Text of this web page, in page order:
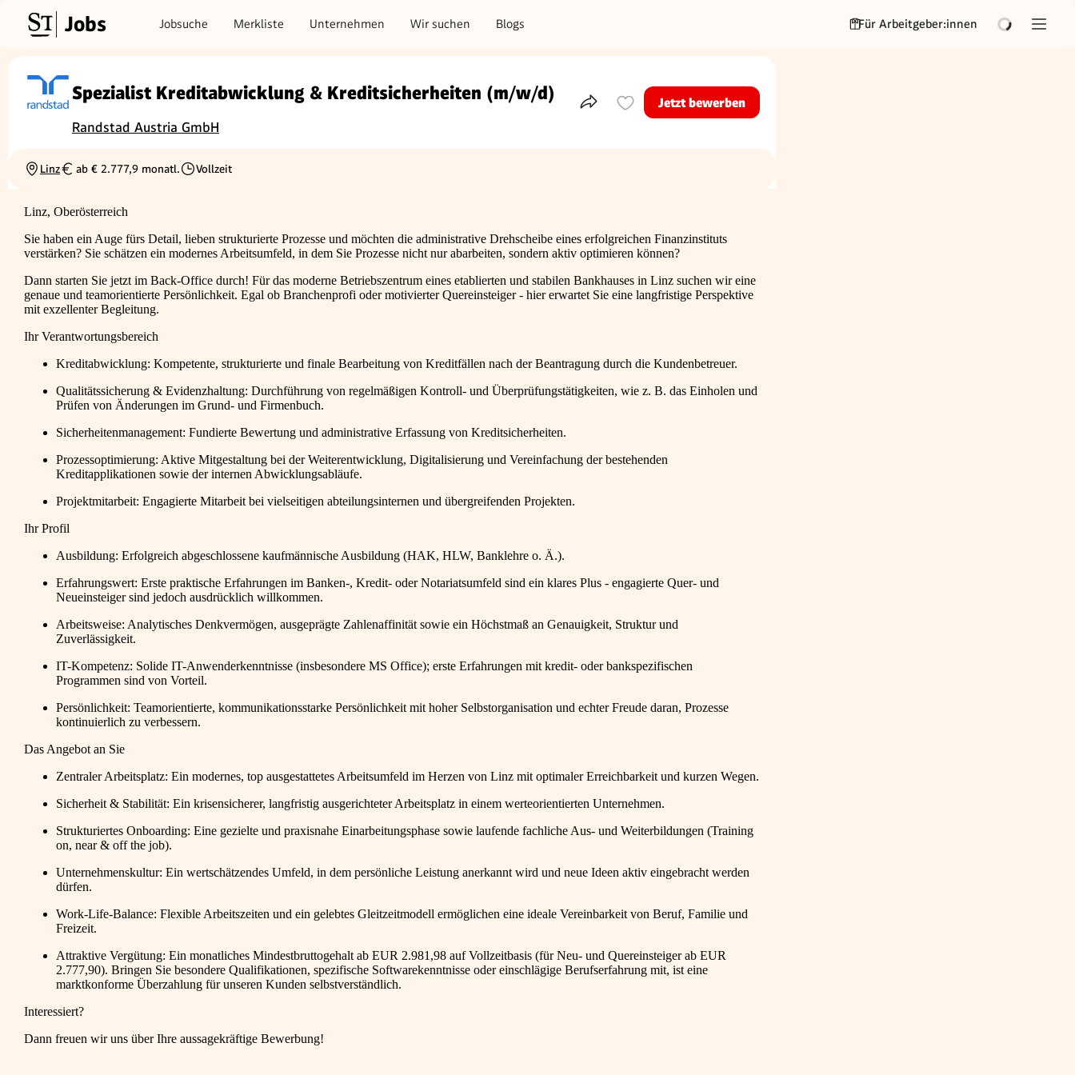
Jobs Jobsuche Merkliste Unternehmen Wir suchen Blogs Für Arbeitgeber:innen
Spezialist Kreditabwicklung & Kreditsicherheiten (m/w/d)
Randstad Austria GmbH
Teile dieses InseratJetzt bewerben
Ortschaft
Linz
Gehalt
ab € 2.777,9 monatl.
Beschäftigungsart
Vollzeit
Linz, Oberösterreich
Sie haben ein Auge fürs Detail, lieben strukturierte Prozesse und möchten die administrative Drehscheibe eines erfolgreichen Finanzinstituts
verstärken? Sie schätzen ein modernes Arbeitsumfeld, in dem Sie Prozesse nicht nur abarbeiten, sondern aktiv optimieren können?
Dann starten Sie jetzt im Back-Office durch! Für das moderne Betriebszentrum eines etablierten und stabilen Bankhauses in Linz suchen wir eine
genaue und teamorientierte Persönlichkeit. Egal ob Branchenprofi oder motivierter Quereinsteiger - hier erwartet Sie eine langfristige Perspektive
mit exzellenter Begleitung.
Ihr Verantwortungsbereich
Kreditabwicklung: Kompetente, strukturierte und finale Bearbeitung von Kreditfällen nach der Beantragung durch die Kundenbetreuer.
Qualitätssicherung & Evidenzhaltung: Durchführung von regelmäßigen Kontroll- und Überprüfungstätigkeiten, wie z. B. das Einholen und
Prüfen von Änderungen im Grund- und Firmenbuch.
Sicherheitenmanagement: Fundierte Bewertung und administrative Erfassung von Kreditsicherheiten.
Prozessoptimierung: Aktive Mitgestaltung bei der Weiterentwicklung, Digitalisierung und Vereinfachung der bestehenden
Kreditapplikationen sowie der internen Abwicklungsabläufe.
Projektmitarbeit: Engagierte Mitarbeit bei vielseitigen abteilungsinternen und übergreifenden Projekten.
Ihr Profil
Ausbildung: Erfolgreich abgeschlossene kaufmännische Ausbildung (HAK, HLW, Banklehre o. Ä.).
Erfahrungswert: Erste praktische Erfahrungen im Banken-, Kredit- oder Notariatsumfeld sind ein klares Plus - engagierte Quer- und
Neueinsteiger sind jedoch ausdrücklich willkommen.
Arbeitsweise: Analytisches Denkvermögen, ausgeprägte Zahlenaffinität sowie ein Höchstmaß an Genauigkeit, Struktur und
Zuverlässigkeit.
IT-Kompetenz: Solide IT-Anwenderkenntnisse (insbesondere MS Office); erste Erfahrungen mit kredit- oder bankspezifischen
Programmen sind von Vorteil.
Persönlichkeit: Teamorientierte, kommunikationsstarke Persönlichkeit mit hoher Selbstorganisation und echter Freude daran, Prozesse
kontinuierlich zu verbessern.
Das Angebot an Sie
Zentraler Arbeitsplatz: Ein modernes, top ausgestattetes Arbeitsumfeld im Herzen von Linz mit optimaler Erreichbarkeit und kurzen Wegen.
Sicherheit & Stabilität: Ein krisensicherer, langfristig ausgerichteter Arbeitsplatz in einem werteorientierten Unternehmen.
Strukturiertes Onboarding: Eine gezielte und praxisnahe Einarbeitungsphase sowie laufende fachliche Aus- und Weiterbildungen (Training
on, near & off the job).
Unternehmenskultur: Ein wertschätzendes Umfeld, in dem persönliche Leistung anerkannt wird und neue Ideen aktiv eingebracht werden
dürfen.
Work-Life-Balance: Flexible Arbeitszeiten und ein gelebtes Gleitzeitmodell ermöglichen eine ideale Vereinbarkeit von Beruf, Familie und
Freizeit.
Attraktive Vergütung: Ein monatliches Mindestbruttogehalt ab EUR 2.981,98 auf Vollzeitbasis (für Neu- und Quereinsteiger ab EUR
2.777,90). Bringen Sie besondere Qualifikationen, spezifische Softwarekenntnisse oder einschlägige Berufserfahrung mit, ist eine
marktkonforme Überzahlung für unseren Kunden selbstverständlich.
Interessiert?
Dann freuen wir uns über Ihre aussagekräftige Bewerbung!